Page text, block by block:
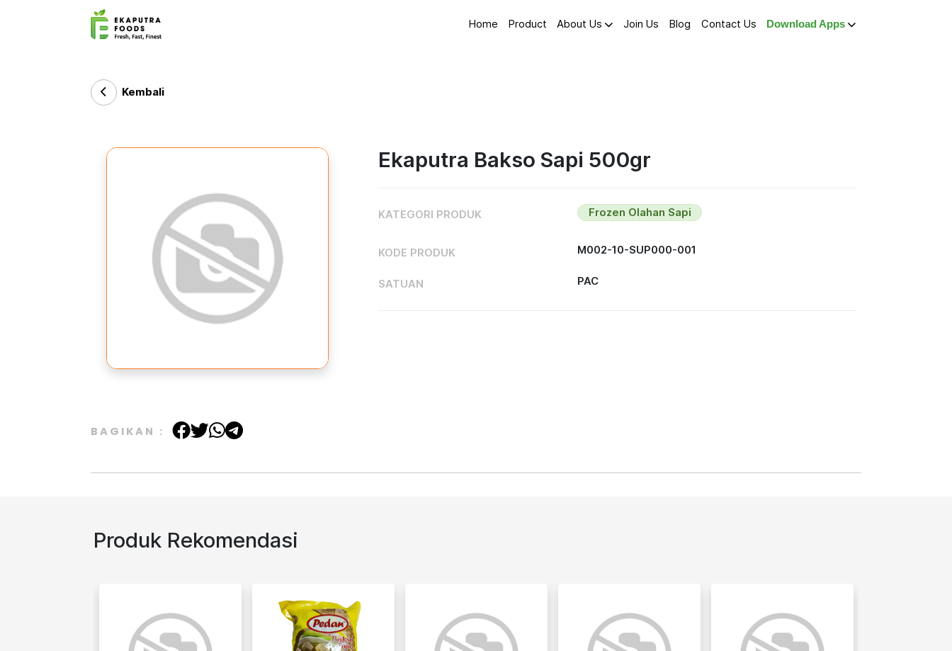
Home Product About Us Join Us Blog Contact Us Download Apps
Kembali
Ekaputra Bakso Sapi 500gr
KATEGORI PRODUK Frozen Olahan Sapi
KODE PRODUK M002-10-SUP000-001
SATUAN PAC
BAGIKAN :
Produk Rekomendasi